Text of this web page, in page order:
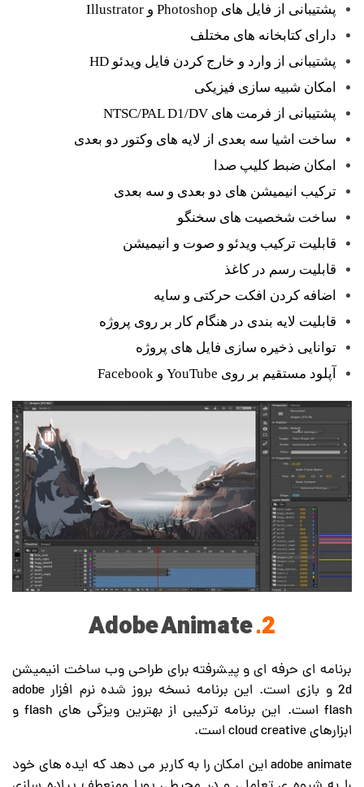
پشتیبانی از فایل های Photoshop و Illustrator
دارای کتابخانه های مختلف
پشتیبانی از وارد و خارج کردن فایل ویدئو HD
امکان شبیه سازی فیزیکی
پشتیبانی از فرمت های NTSC/PAL D1/DV
ساخت اشیا سه بعدی از لایه های وکتور دو بعدی
امکان ضبط کلیپ صدا
ترکیب انیمیشن های دو بعدی و سه بعدی
ساخت شخصیت های سخنگو
قابلیت ترکیب ویدئو و صوت و انیمیشن
قابلیت رسم در کاغذ
اضافه کردن افکت حرکتی و سایه
قابلیت لایه بندی در هنگام کار بر روی پروژه
توانایی ذخیره سازی فایل های پروژه
آپلود مستقیم بر روی YouTube و Facebook
Adobe Animate.2
برنامه ای حرفه ای و پیشرفته برای طراحی وب ساخت انیمیشن
2d و بازی است. این برنامه نسخه بروز شده نرم افزار adobe
flash است. این برنامه ترکیبی از بهترین ویزگی های flash و
ابزارهای cloud creative است.
adobe animate این امکان را به کاربر می دهد که ایده های خود